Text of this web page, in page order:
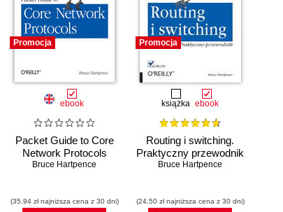
Promocja
ebook
Packet Guide to Core
Network Protocols
Bruce Hartpence
(35,94 zł najniższa cena z 30 dni)
Promocja
książka ebook
Routing i switching.
Praktyczny przewodnik
Bruce Hartpence
(24,50 zł najniższa cena z 30 dni)